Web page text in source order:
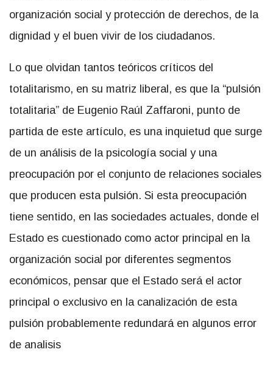
organización social y protección de derechos, de la
dignidad y el buen vivir de los ciudadanos.
Lo que olvidan tantos teóricos críticos del
totalitarismo, en su matriz liberal, es que la “pulsión
totalitaria” de Eugenio Raúl Zaffaroni, punto de
partida de este artículo, es una inquietud que surge
de un análisis de la psicología social y una
preocupación por el conjunto de relaciones sociales
que producen esta pulsión. Si esta preocupación
tiene sentido, en las sociedades actuales, donde el
Estado es cuestionado como actor principal en la
organización social por diferentes segmentos
económicos, pensar que el Estado será el actor
principal o exclusivo en la canalización de esta
pulsión probablemente redundará en algunos error
de analisis